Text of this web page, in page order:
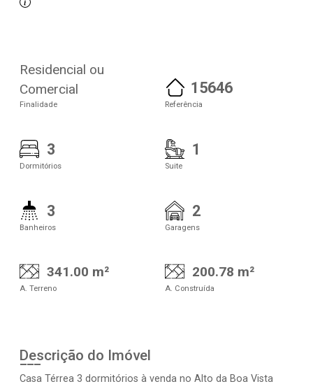
Residencial ou
Comercial
Finalidade
15646
Referência
3
Dormitórios
1
Suite
3
Banheiros
2
Garagens
341.00 m²
A. Terreno
200.78 m²
A. Construída
Descrição do Imóvel
Casa Térrea 3 dormitórios à venda no Alto da Boa Vista